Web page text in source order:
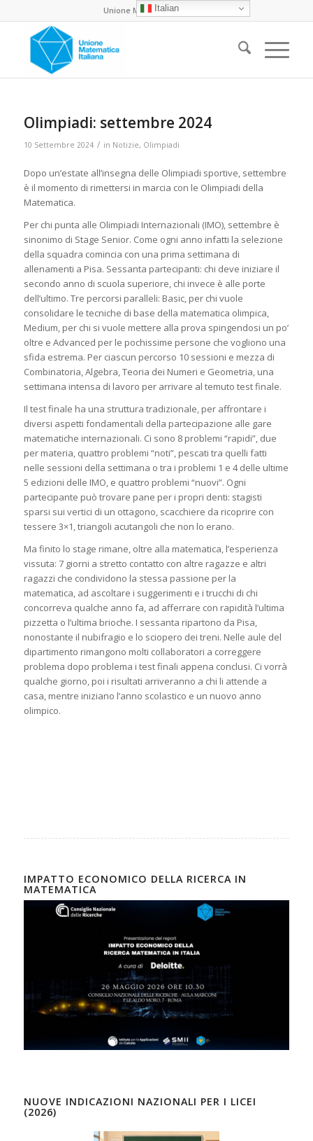
Unione Matematica Italiana
Olimpiadi: settembre 2024
10 Settembre 2024 / in Notizie, Olimpiadi
Dopo un’estate all’insegna delle Olimpiadi sportive, settembre
è il momento di rimettersi in marcia con le Olimpiadi della
Matematica.
Per chi punta alle Olimpiadi Internazionali (IMO), settembre è
sinonimo di Stage Senior. Come ogni anno infatti la selezione
della squadra comincia con una prima settimana di
allenamenti a Pisa. Sessanta partecipanti: chi deve iniziare il
secondo anno di scuola superiore, chi invece è alle porte
dell’ultimo. Tre percorsi paralleli: Basic, per chi vuole
consolidare le tecniche di base della matematica olimpica,
Medium, per chi si vuole mettere alla prova spingendosi un po’
oltre e Advanced per le pochissime persone che vogliono una
sfida estrema. Per ciascun percorso 10 sessioni e mezza di
Combinatoria, Algebra, Teoria dei Numeri e Geometria, una
settimana intensa di lavoro per arrivare al temuto test finale.
Il test finale ha una struttura tradizionale, per affrontare i
diversi aspetti fondamentali della partecipazione alle gare
matematiche internazionali. Ci sono 8 problemi “rapidi”, due
per materia, quattro problemi “noti”, pescati tra quelli fatti
nelle sessioni della settimana o tra i problemi 1 e 4 delle ultime
5 edizioni delle IMO, e quattro problemi “nuovi”. Ogni
partecipante può trovare pane per i propri denti: stagisti
sparsi sui vertici di un ottagono, scacchiere da ricoprire con
tessere 3×1, triangoli acutangoli che non lo erano.
Ma finito lo stage rimane, oltre alla matematica, l’esperienza
vissuta: 7 giorni a stretto contatto con altre ragazze e altri
ragazzi che condividono la stessa passione per la
matematica, ad ascoltare i suggerimenti e i trucchi di chi
concorreva qualche anno fa, ad afferrare con rapidità l’ultima
pizzetta o l’ultima brioche. I sessanta ripartono da Pisa,
nonostante il nubifragio e lo sciopero dei treni. Nelle aule del
dipartimento rimangono molti collaboratori a correggere
problema dopo problema i test finali appena conclusi. Ci vorrà
qualche giorno, poi i risultati arriveranno a chi li attende a
casa, mentre iniziano l’anno scolastico e un nuovo anno
olimpico.
IMPATTO ECONOMICO DELLA RICERCA IN
MATEMATICA
NUOVE INDICAZIONI NAZIONALI PER I LICEI
(2026)
Italian